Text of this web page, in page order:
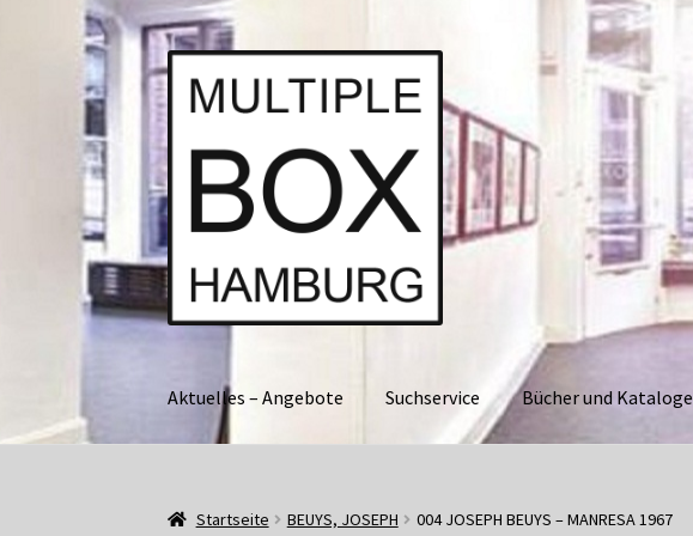
Zur
Navigation
Springe
zum
Aktuelles – Angebote Suchservice Bücher und Kataloge
Startseite BEUYS, JOSEPH 004 JOSEPH BEUYS – MANRESA 1967